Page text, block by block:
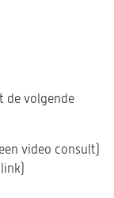
de volgende
video consult)